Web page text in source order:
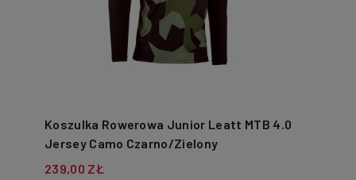
Koszulka Rowerowa Junior Leatt MTB 4.0
Jersey Camo Czarno/Zielony
239,00 ZŁ